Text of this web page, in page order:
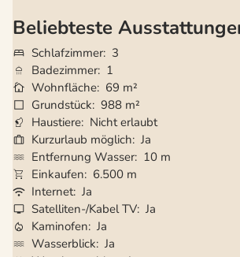
Beliebteste
Schlafzimmer 3
Badezimmer 1
Wohnfläche 69 m²
Grundstück 988 m²
Haustiere Nicht erlaubt
Kurzurlaub möglich Ja
Entfernung Wasser 10 m
Einkaufen
6.500 m
Internet Ja
Satelliten-/Kabel TV Ja
Kaminofen Ja
Wasserblick Ja